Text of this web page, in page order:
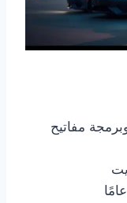
لفتح وبرمجة مفاتيح